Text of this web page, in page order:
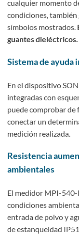
cualquier momento
condiciones, también
símbolos mostrados.
guantes dieléctricos.
Sistema de ayuda
En el dispositivo
integradas con
puede comprobar de
conectar un
medición realizada.
Resistencia
ambientales
El medidor MPI-
condiciones
entrada de polvo y
de estanqueidad